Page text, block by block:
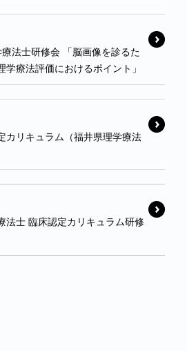
法士研修会 「脳画像を診るた
療法評価におけるポイント」
カリキュラム（福井県理学療法
法士 臨床認定カリキュラム研修